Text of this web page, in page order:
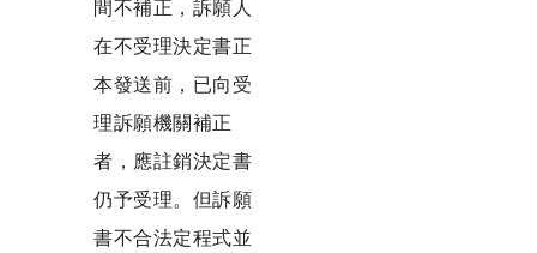
間不補正，訴願人
在不受理決定書正
本發送前，已向受
理訴願機關補正
者，應註銷決定書
仍予受理。但訴願
書不合法定程式並